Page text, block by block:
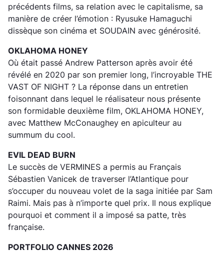
précédents films, sa relation avec le capitalisme, sa
manière de créer l’émotion : Ryusuke Hamaguchi
dissèque son cinéma et SOUDAIN avec générosité.
OKLAHOMA HONEY
Où était passé Andrew Patterson après avoir été
révélé en 2020 par son premier long, l’incroyable THE
VAST OF NIGHT ? La réponse dans un entretien
foisonnant dans lequel le réalisateur nous présente
son formidable deuxième film, OKLAHOMA HONEY,
avec Matthew McConaughey en apiculteur au
summum du cool.
EVIL DEAD BURN
Le succès de VERMINES a permis au Français
Sébastien Vanicek de traverser l’Atlantique pour
s’occuper du nouveau volet de la saga initiée par Sam
Raimi. Mais pas à n’importe quel prix. Il nous explique
pourquoi et comment il a imposé sa patte, très
française.
PORTFOLIO CANNES 2026